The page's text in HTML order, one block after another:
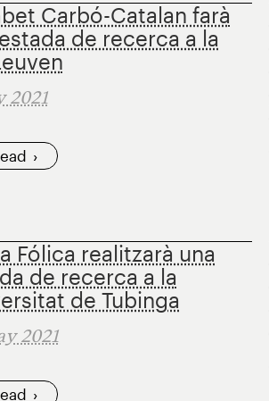
Carbó-Catalan farà
de recerca a la
2021
Fólica realitzarà una
de recerca a la
de Tubinga
2021